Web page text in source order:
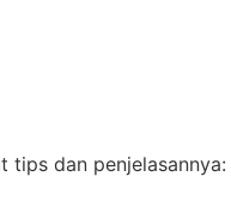
tips dan penjelasannya: